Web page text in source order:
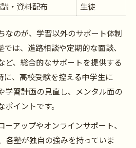
・資料配布 生徒
なのが、学習以外のサポート体制
は、進路相談や定期的な面談、
ど、総合的なサポートを提供する
に、高校受験を控える中学生に
学習計画の見直し、メンタル面の
イントです。
ーアップやオンラインサポート、
各塾が独自の強みを持っていま